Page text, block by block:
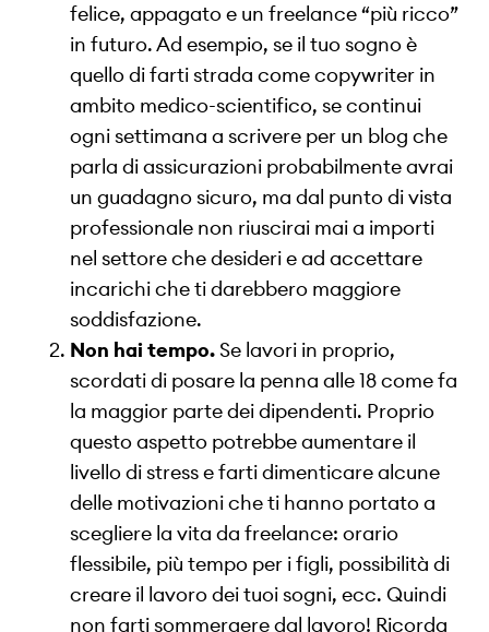
felice, appagato e un freelance “più ricco”
in futuro. Ad esempio, se il tuo sogno è
quello di farti strada come copywriter in
ambito medico-scientifico, se continui
ogni settimana a scrivere per un blog che
parla di assicurazioni probabilmente avrai
un guadagno sicuro, ma dal punto di vista
professionale non riuscirai mai a importi
nel settore che desideri e ad accettare
incarichi che ti darebbero maggiore
soddisfazione.
Non hai tempo. Se lavori in proprio,
scordati di posare la penna alle 18 come fa
la maggior parte dei dipendenti. Proprio
questo aspetto potrebbe aumentare il
livello di stress e farti dimenticare alcune
delle motivazioni che ti hanno portato a
scegliere la vita da freelance: orario
flessibile, più tempo per i figli, possibilità di
creare il lavoro dei tuoi sogni, ecc. Quindi
non farti sommergere dal lavoro! Ricorda